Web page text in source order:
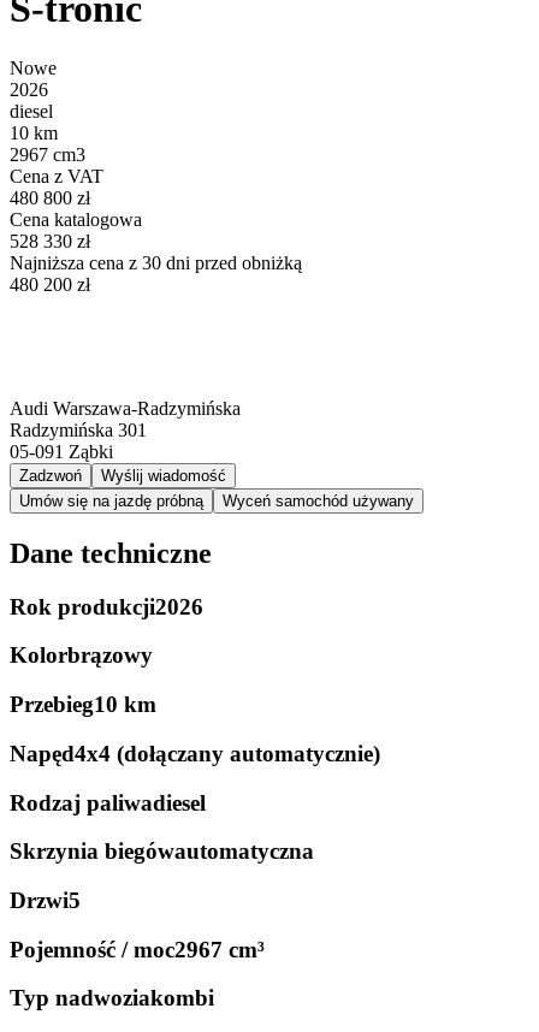
S-tronic
Nowe
2026
diesel
10 km
2967 cm3
Cena z VAT
480 800 zł
Cena katalogowa
528 330 zł
Najniższa cena z 30 dni przed obniżką
480 200 zł
Audi Warszawa-Radzymińska
Radzymińska 301
05-091 Ząbki
Zadzwoń
Wyślij wiadomość
Umów się na jazdę próbną
Wyceń samochód używany
Dane techniczne
Rok produkcji2026
Kolorbrązowy
Przebieg10 km
Napęd4x4 (dołączany automatycznie)
Rodzaj paliwadiesel
Skrzynia biegówautomatyczna
Drzwi5
Pojemność / moc2967 cm³
Typ nadwoziakombi